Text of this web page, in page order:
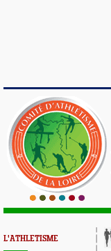
L'ATHLETISME